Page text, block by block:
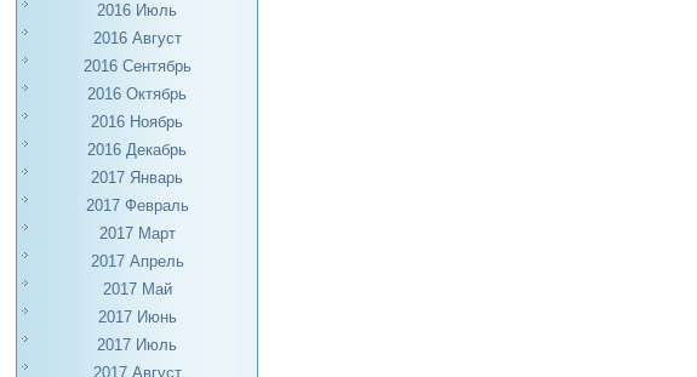
2016 Июль
2016 Август
2016 Сентябрь
2016 Октябрь
2016 Ноябрь
2016 Декабрь
2017 Январь
2017 Февраль
2017 Март
2017 Апрель
2017 Май
2017 Июнь
2017 Июль
2017 Август